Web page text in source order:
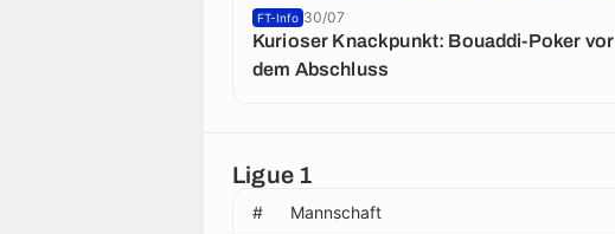
Kurioser Knackpunkt: Bouaddi-Poker vor
dem Abschluss
FT-Info 30/07
Ligue 1
# Mannschaft